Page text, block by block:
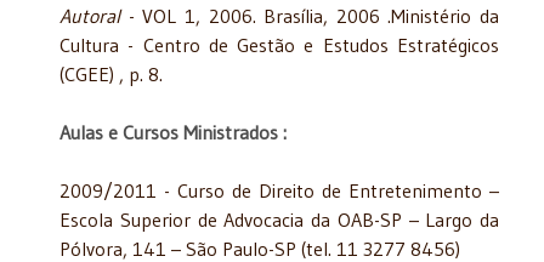
Autoral- VOL 1, 2006. Brasília, 2006 .Ministério da
Cultura - Centro de Gestão e Estudos Estratégicos
(CGEE) , p. 8.
Aulas e Cursos Ministrados :
2009/2011 - Curso de Direito de Entretenimento –
Escola Superior de Advocacia da OAB-SP – Largo da
Pólvora, 141 – São Paulo-SP (tel. 11 3277 8456)